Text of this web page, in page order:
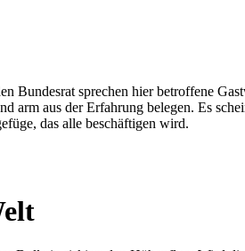
Bundesrat sprechen hier betroffene
arm aus der Erfahrung belegen. Es
das alle beschäftigen wird.